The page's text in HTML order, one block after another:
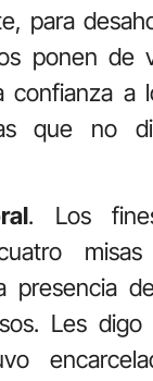
para
ponen de
confianza a
que no
. Los
presencia
Les